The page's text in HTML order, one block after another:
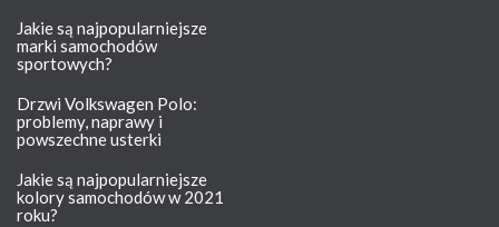
Jakie są najpopularniejsze
marki samochodów
sportowych?
Drzwi Volkswagen Polo:
problemy, naprawy i
powszechne usterki
Jakie są najpopularniejsze
kolory samochodów w 2021
roku?